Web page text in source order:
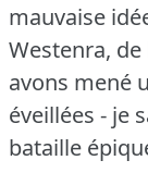
mauvaise
Westenra,
avons mené
éveillées - je
bataille